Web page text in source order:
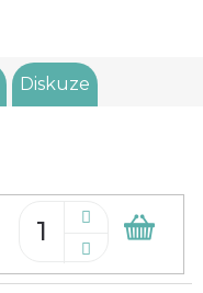
Diskuze